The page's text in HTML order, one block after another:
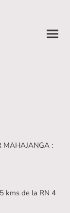
MAHAJANGA :
kms de la RN 4